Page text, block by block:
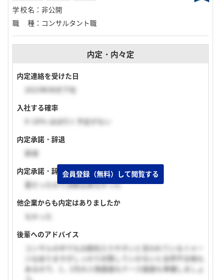
学校名 ： 非公開
職種 ： コンサルタント職
内定・内々定
内定連絡を受けた日
2023年08月下旬
入社する確率
0~20% ほぼ行く予定がない
内定承諾・辞退
辞退
内定承諾・辞退理由
夏だったので決断出来なかった
他企業からも内定はありましたか
なかった
後輩へのアドバイス
コンサルの中でも比較的入りやすいと言われているイメー
ジはありますがしっかり対策していかないと全然不合格も
あるので、1，2次の人物面接もケース面接も準備しましょ
会員登録（無料）して閲覧する